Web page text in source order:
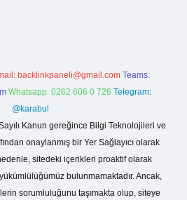
backlinkpaneli@gmail.com Teams:
Whatsapp: 0262 606 0 726 Telegram:
@karabul
Kanun gereğince Bilgi Teknolojileri ve
onaylanmış bir Yer Sağlayıcı olarak
sitedeki içerikleri proaktif olarak
bulunmamaktadır. Ancak,
sorumluluğunu taşımakta olup, siteye